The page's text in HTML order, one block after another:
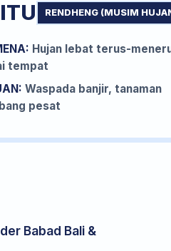
RENDHENG (MUSIM
Hujan lebat terus-
tempat
Waspada banjir, tanaman
pesat
Babad Bali &